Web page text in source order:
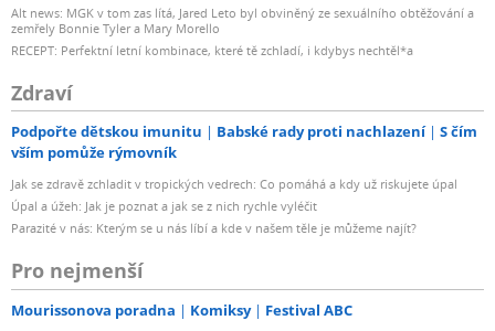
Alt news: MGK v tom zas lítá, Jared Leto byl obviněný ze sexuálního obtěžování a
zemřely Bonnie Tyler a Mary Morello
RECEPT: Perfektní letní kombinace, které tě zchladí, i kdybys nechtěl*a
Zdraví
Podpořte dětskou imunitu Babské rady proti nachlazení
S čím
vším pomůže rýmovník
Jak se zdravě zchladit v tropických vedrech: Co pomáhá a kdy už riskujete úpal
Úpal a úžeh: Jak je poznat a jak se z nich rychle vyléčit
Parazité v nás: Kterým se u nás líbí a kde v našem těle je můžeme najít?
Pro nejmenší
Mourissonova poradna Komiksy Festival ABC